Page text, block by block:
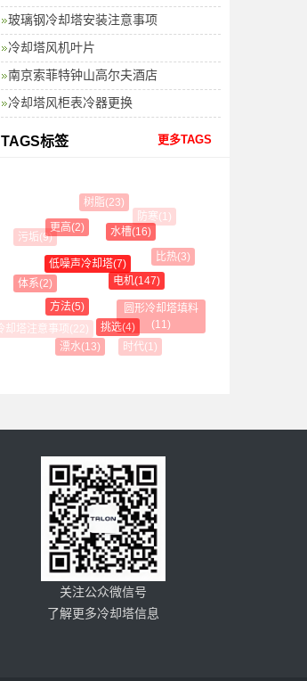
玻璃钢冷却塔安装注意事项
冷却塔风机叶片
南京索菲特钟山高尔夫酒店
冷却塔风柜表冷器更换
TAGS标签 更多TAGS
体系(2)
方法(5)
低噪声冷却塔(7)
更高(2)
污垢(9)
漂水(13)
挑选(4)
电机(147)
水槽(16)
树脂(23)
时代(1)
圆形冷却塔填料
(11)
比热(3)
防寒(1)
关注公众微信号
了解更多冷却塔信息